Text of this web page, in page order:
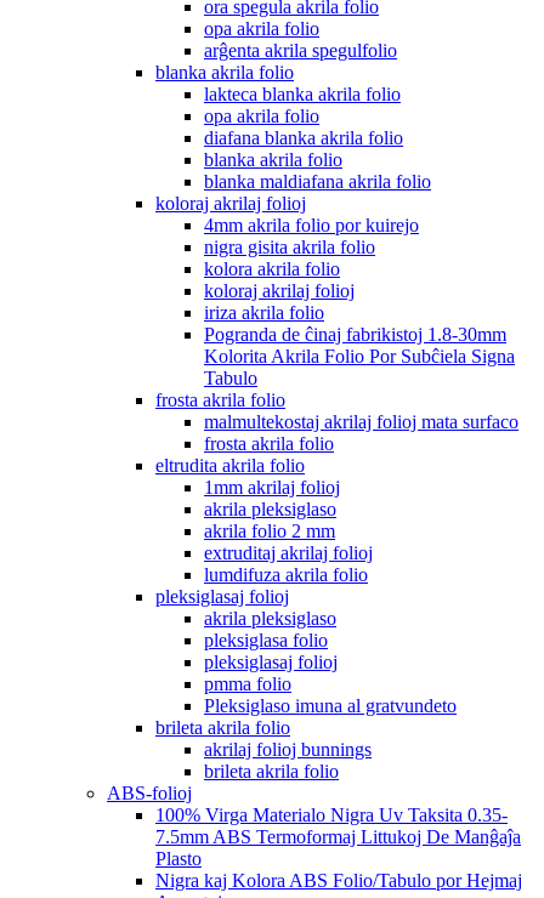
ora spegula akrila folio
opa akrila folio
arĝenta akrila spegulfolio
blanka akrila folio
lakteca blanka akrila folio
opa akrila folio
diafana blanka akrila folio
blanka akrila folio
blanka maldiafana akrila folio
koloraj akrilaj folioj
4mm akrila folio por kuirejo
nigra gisita akrila folio
kolora akrila folio
koloraj akrilaj folioj
iriza akrila folio
Pogranda de ĉinaj fabrikistoj 1.8-30mm
Kolorita Akrila Folio Por Subĉiela Signa
Tabulo
frosta akrila folio
malmultekostaj akrilaj folioj mata surfaco
frosta akrila folio
eltrudita akrila folio
1mm akrilaj folioj
akrila pleksiglaso
akrila folio 2 mm
extruditaj akrilaj folioj
lumdifuza akrila folio
pleksiglasaj folioj
akrila pleksiglaso
pleksiglasa folio
pleksiglasaj folioj
pmma folio
Pleksiglaso imuna al gratvundeto
brileta akrila folio
akrilaj folioj bunnings
brileta akrila folio
ABS-folioj
100% Virga Materialo Nigra Uv Taksita 0.35-
7.5mm ABS Termoformaj Littukoj De Manĝaĵa
Plasto
Nigra kaj Kolora ABS Folio/Tabulo por Hejmaj